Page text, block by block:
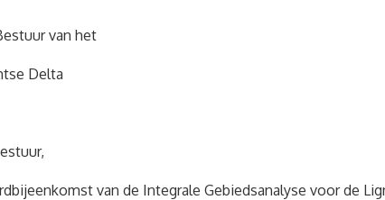
van het
Delta
van de Integrale Gebiedsanalyse voor de